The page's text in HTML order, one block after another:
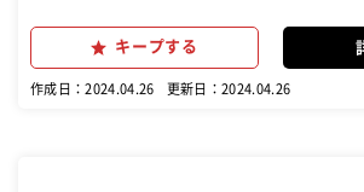
以下のような業務にも取り組んでいただけます
業績管理（営業計画の⽴案と売上・利益等の管
作成・勤怠管理） ■⾷材・消耗品の管理（仕⼊
キープする
作成日：2024.04.26 更新日：2024.04.26